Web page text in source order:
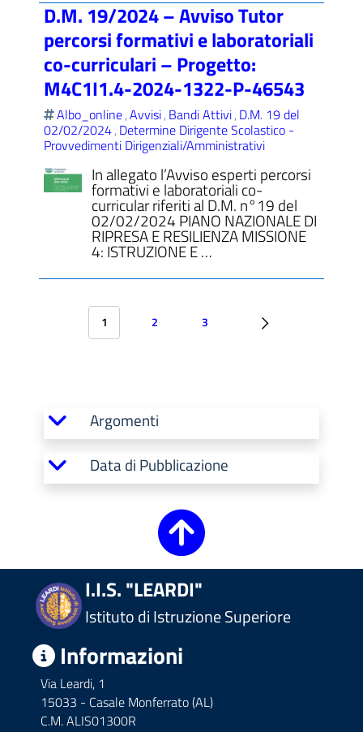
D.M. 19/2024 – Avviso Tutor
percorsi formativi e laboratoriali
co-curriculari – Progetto:
M4C1I1.4-2024-1322-P-46543
Albo_online,Avvisi, Bandi Attivi, D.M. 19 del
02/02/2024, Determine Dirigente Scolastico -
Provvedimenti Dirigenziali/Amministrativi
In allegato l’Avviso esperti percorsi
formativi e laboratoriali co-
curricular riferiti al D.M. n°19 del
02/02/2024 PIANO NAZIONALE DI
RIPRESA E RESILIENZA MISSIONE
4: ISTRUZIONE E …
1 2 3
Argomenti
Data di Pubblicazione
I.I.S. "LEARDI"
Istituto di Istruzione Superiore
Informazioni
Via Leardi, 1
15033 - Casale Monferrato (AL)
C.M. ALIS01300R